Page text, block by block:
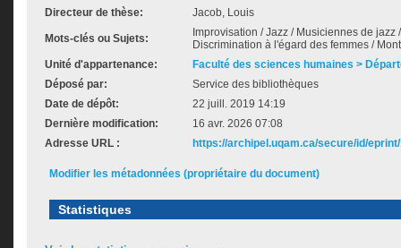
Directeur de thèse: Jacob, Louis
Mots-clés ou Sujets:
Improvisation / Jazz / Musiciennes de
Discrimination à l'égard des femmes /
Unité d'appartenance:
Faculté des sciences humaines >
Déposé par:
Service des bibliothèques
Date de dépôt:
22 juill. 2019 14:19
Dernière modification:
16 avr. 2026 07:08
Adresse URL :
https://archipel.uqam.ca/secure/id/
Modifier les métadonnées (propriétaire du document)
Statistiques